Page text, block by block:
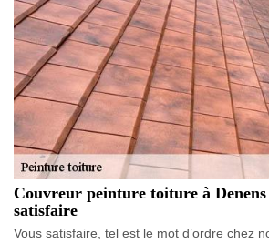
Couvreur peinture toiture à
satisfaire
Vous satisfaire, tel est le mot d’ordre chez